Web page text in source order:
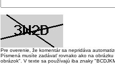
Pre overenie, že komentár sa nepridáva
Písmená musíte zadávať rovnako ako na
obrázok". V texte sa používajú iba znaky